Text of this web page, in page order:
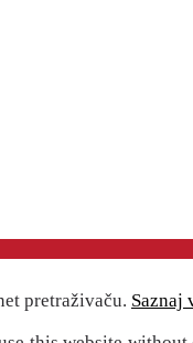
pretraživaču. Saznaj